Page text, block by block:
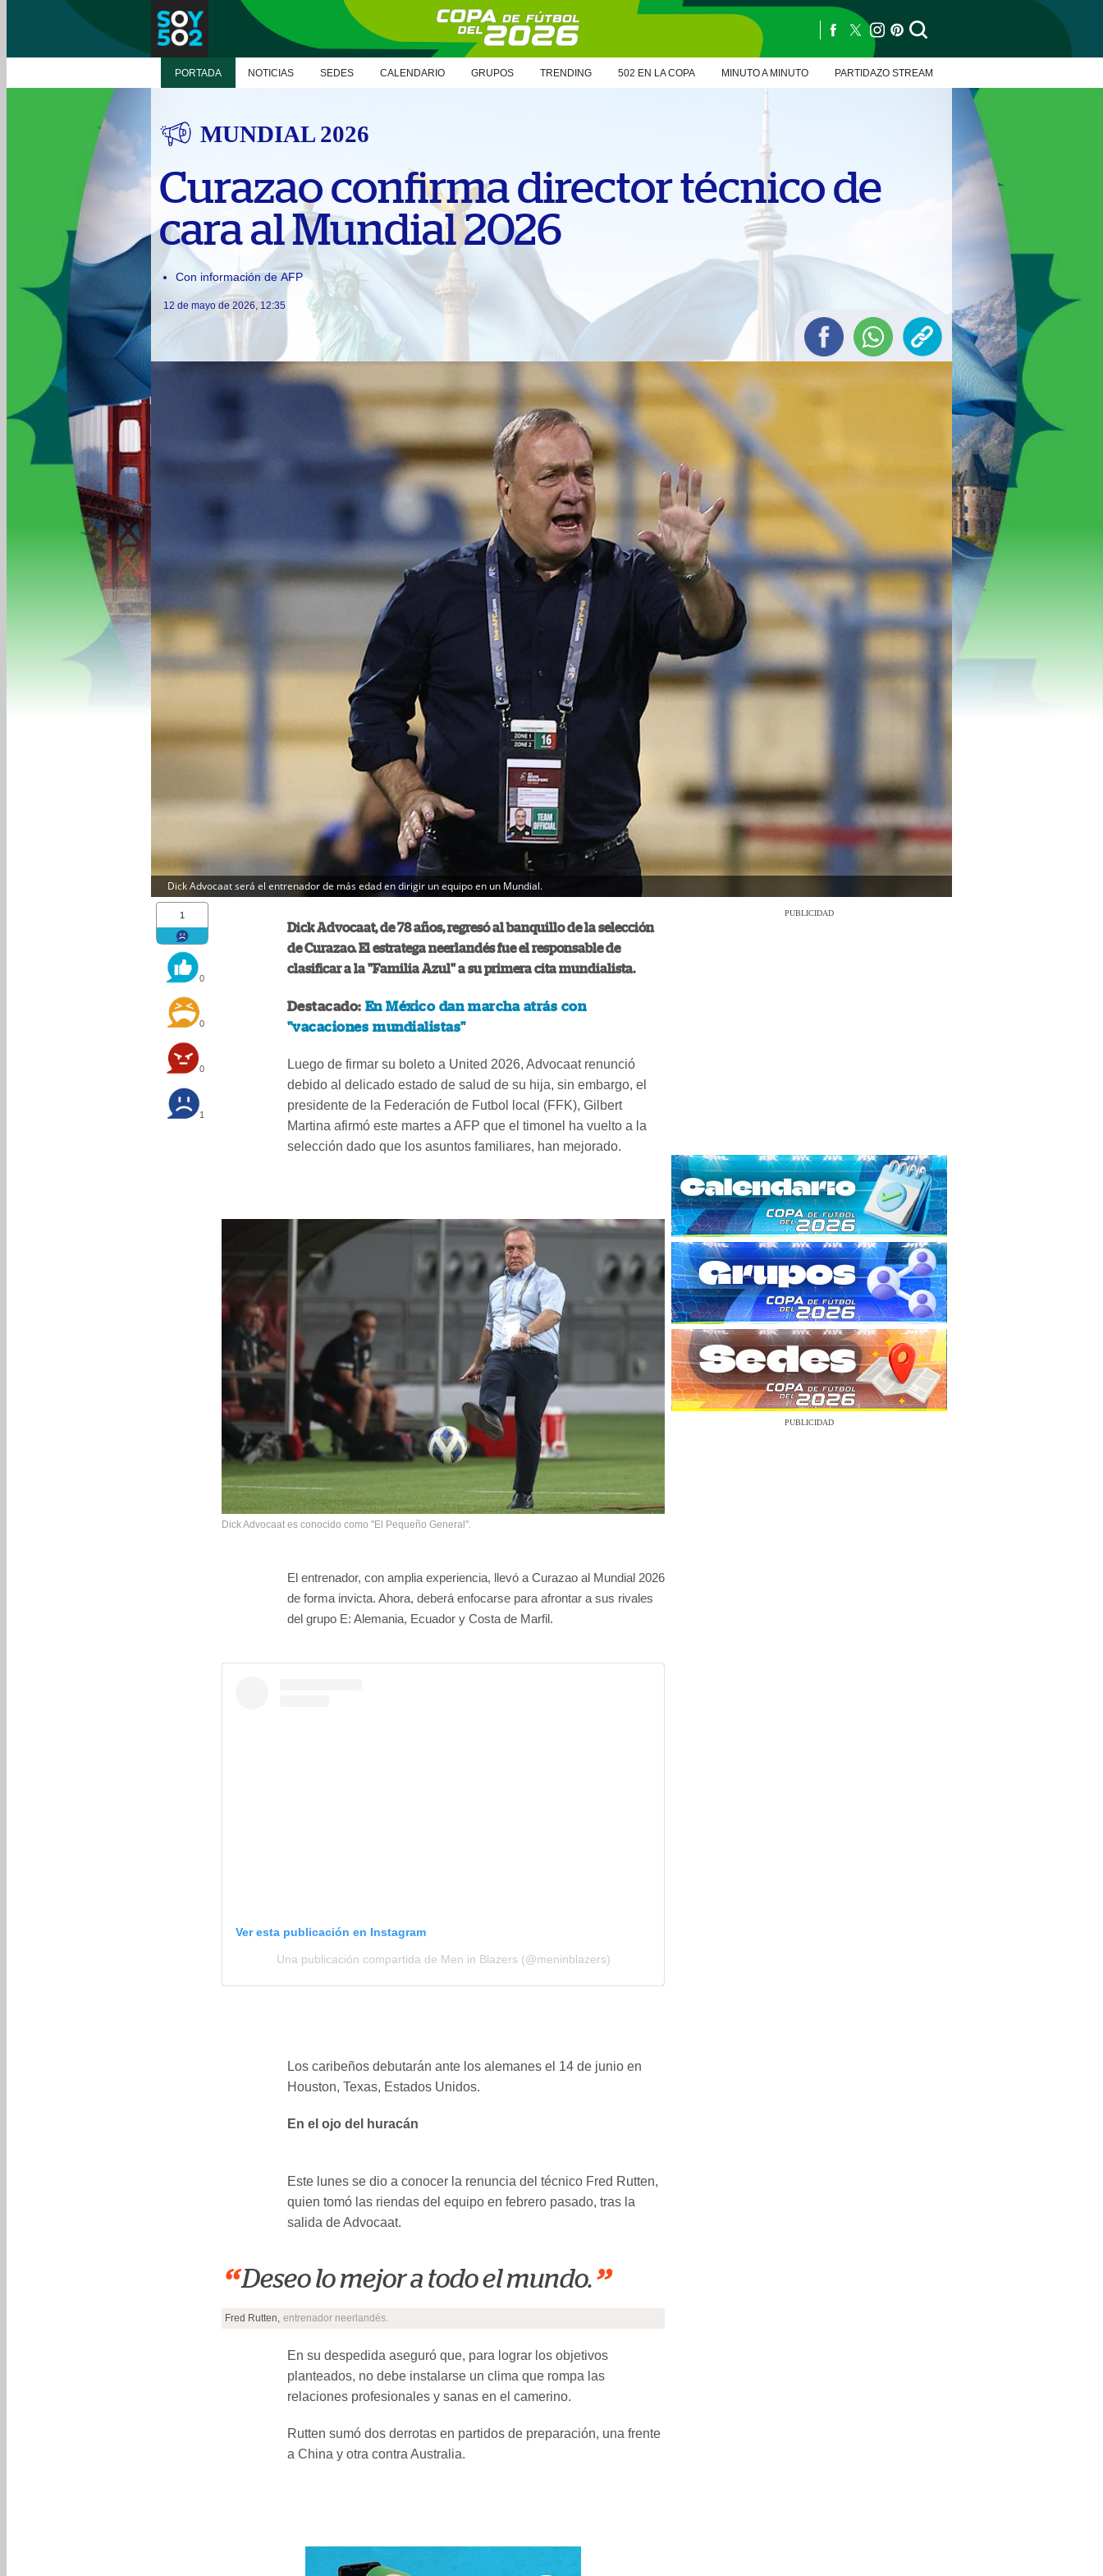
PORTADA NOTICIAS SEDES CALENDARIO GRUPOS TRENDING 502 EN LA COPA MINUTO A MINUTO PARTIDAZO STREAM
MUNDIAL 2026
Curazao confirma director técnico de
cara al Mundial 2026
Con información de AFP
12 de mayo de 2026, 12:35
Dick Advocaat será el entrenador de más edad en dirigir un equipo en un Mundial.
1
0
0
0
1
Dick Advocaat, de 78 años, regresó al banquillo de la selección
de Curazao. El estratega neerlandés fue el responsable de
clasificar a la "Familia Azul" a su primera cita mundialista.
Destacado: En México dan marcha atrás con
"vacaciones mundialistas"
Luego de firmar su boleto a United 2026, Advocaat renunció
debido al delicado estado de salud de su hija, sin embargo, el
presidente de la Federación de Futbol local (FFK), Gilbert
Martina afirmó este martes a AFP que el timonel ha vuelto a la
selección dado que los asuntos familiares, han mejorado.
Dick Advocaat es conocido como "El Pequeño General".
El entrenador, con amplia experiencia, llevó a Curazao al Mundial 2026
de forma invicta. Ahora, deberá enfocarse para afrontar a sus rivales
del grupo E: Alemania, Ecuador y Costa de Marfil.
Ver esta publicación en Instagram
Una publicación compartida de Men in Blazers (@meninblazers)
Los caribeños debutarán ante los alemanes el 14 de junio en
Houston, Texas, Estados Unidos.
En el ojo del huracán
Este lunes se dio a conocer la renuncia del técnico Fred Rutten,
quien tomó las riendas del equipo en febrero pasado, tras la
salida de Advocaat.
“ Deseo lo mejor a todo el mundo.”
Fred Rutten, entrenador neerlandés.
En su despedida aseguró que, para lograr los objetivos
planteados, no debe instalarse un clima que rompa las
relaciones profesionales y sanas en el camerino.
Rutten sumó dos derrotas en partidos de preparación, una frente
a China y otra contra Australia.
PUBLICIDAD
PUBLICIDAD